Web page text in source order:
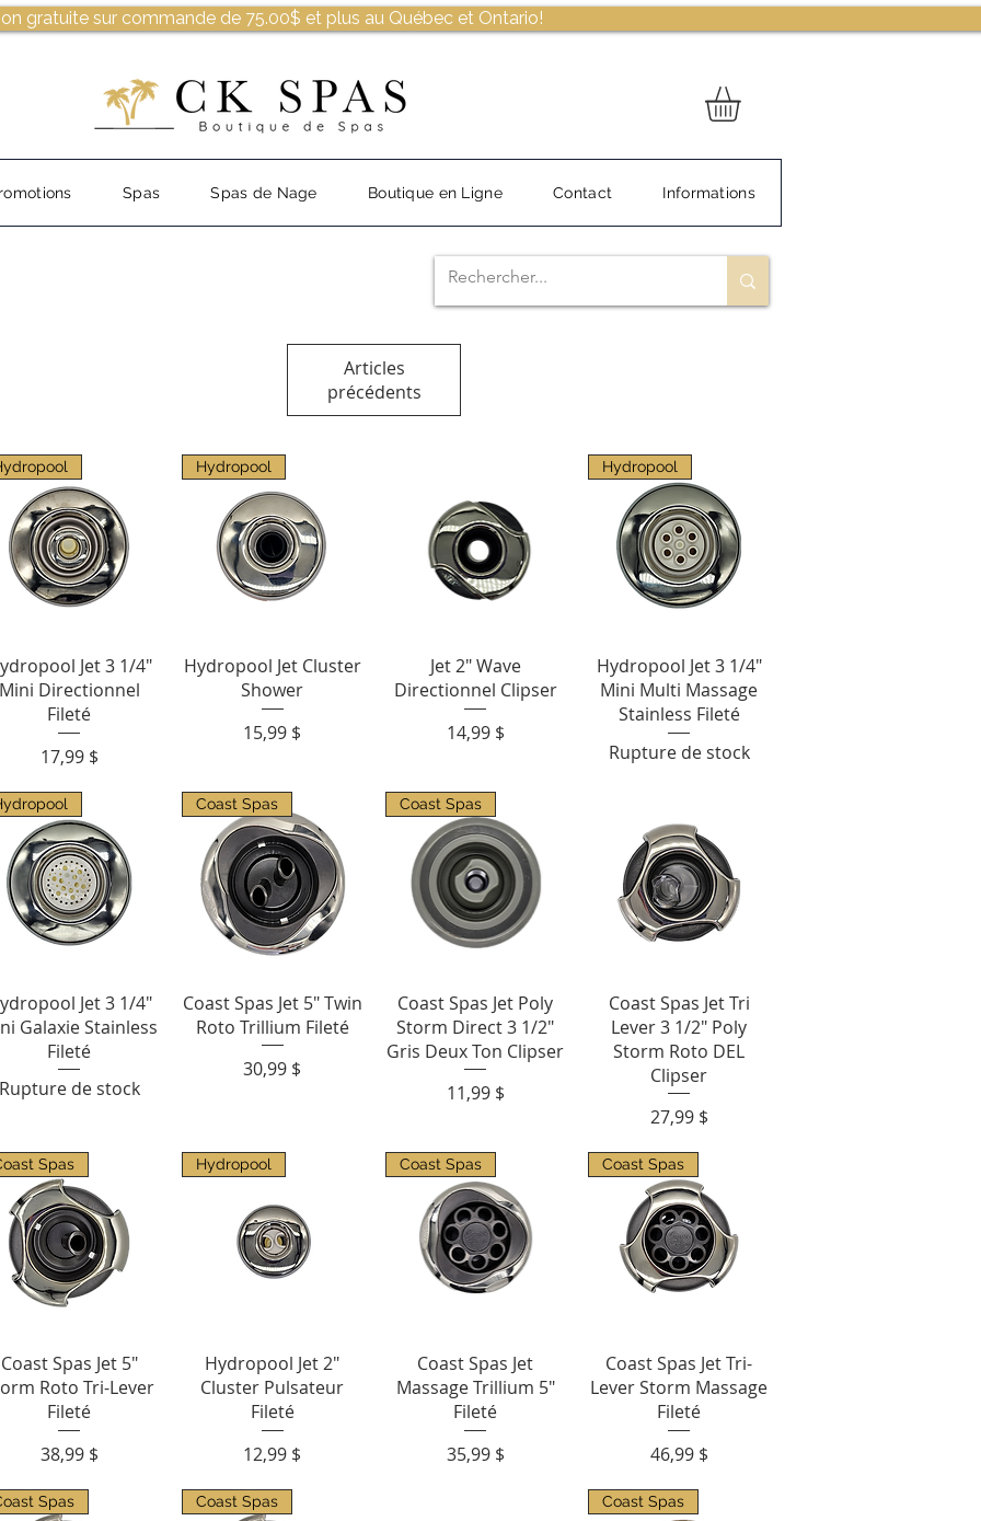
gratuite sur commande de 75.00$ et plus au Québec et Ontario!
Spas Spas de Nage Boutique en Ligne Contact Informations
Articles
précédents
Aperçu rapide
Jet 3 1/4"
Directionnel
Fileté
Prix
17,99 $
Aperçu rapide
Hydropool
Hydropool Jet Cluster
Shower
Prix
15,99 $
Aperçu rapide
Jet 2" Wave
Directionnel Clipser
Prix
14,99 $
Aperçu rapide
Hydropool
Hydropool Jet 3 1/4"
Mini Multi Massage
Stainless Fileté
Rupture de stock
Aperçu rapide
Jet 3 1/4"
Galaxie Stainless
Fileté
de stock
Aperçu rapide
Coast Spas
Coast Spas Jet 5" Twin
Roto Trillium Fileté
Prix
30,99 $
Aperçu rapide
Coast Spas
Coast Spas Jet Poly
Storm Direct 3 1/2"
Gris Deux Ton Clipser
Prix
11,99 $
Aperçu rapide
Coast Spas Jet Tri
Lever 3 1/2" Poly
Storm Roto DEL
Clipser
Prix
27,99 $
Aperçu rapide
Spas
Coast Spas Jet 5"
Roto Tri-Lever
Fileté
Prix
38,99 $
Aperçu rapide
Hydropool
Hydropool Jet 2"
Cluster Pulsateur
Fileté
Prix
12,99 $
Aperçu rapide
Coast Spas
Coast Spas Jet
Massage Trillium 5"
Fileté
Prix
35,99 $
Aperçu rapide
Coast Spas
Coast Spas Jet Tri-
Lever Storm Massage
Fileté
Prix
46,99 $
Spas Coast Spas Coast Spas